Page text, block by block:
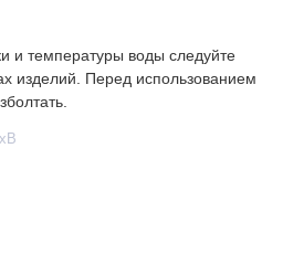
и температуры воды следуйте
изделий. Перед использованием